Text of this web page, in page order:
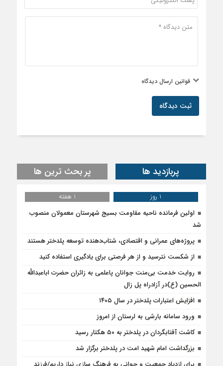
قوانین ارسال دیدگاه
ثبت دیدگاه
پربازدید ها پر بحث ترین ها
1 روز
1 هفته
اولین فرمانده ناحیه مقاومت بسیج شهرستان معمولان منصوب
شد
پروژه‌های عمرانی و اقتصادی، شتاب‌دهنده توسعه پلدختر هستند
از شکست نترسید و از هر فرصتی برای یادگیری استفاده کنید
روایت خدمت بی‌منت جوانان پاعلمی به زائران حضرت اباعبدالله
الحسین (ع)در آزادراه پل زال
افزایش اعتبارات پلدختر در سال ۱۴۰۵
ورود سامانه بارشی به لرستان از امروز
کاشت آفتابگردان در پلدختر به ۵۰ هکتار رسید
بزرگداشت امام شهید امت در پلدختر برگزار شد